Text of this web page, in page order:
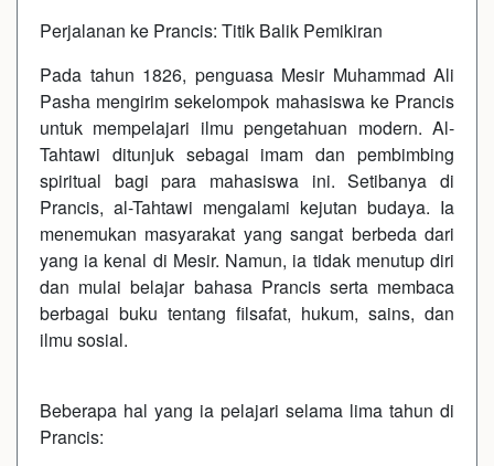
Perjalanan ke Prancis: Titik Balik Pemikiran
Pada tahun 1826, penguasa Mesir Muhammad Ali
Pasha mengirim sekelompok mahasiswa ke Prancis
untuk mempelajari ilmu pengetahuan modern. Al-
Tahtawi ditunjuk sebagai imam dan pembimbing
spiritual bagi para mahasiswa ini. Setibanya di
Prancis, al-Tahtawi mengalami kejutan budaya. Ia
menemukan masyarakat yang sangat berbeda dari
yang ia kenal di Mesir. Namun, ia tidak menutup diri
dan mulai belajar bahasa Prancis serta membaca
berbagai buku tentang filsafat, hukum, sains, dan
ilmu sosial.
Beberapa hal yang ia pelajari selama lima tahun di
Prancis: